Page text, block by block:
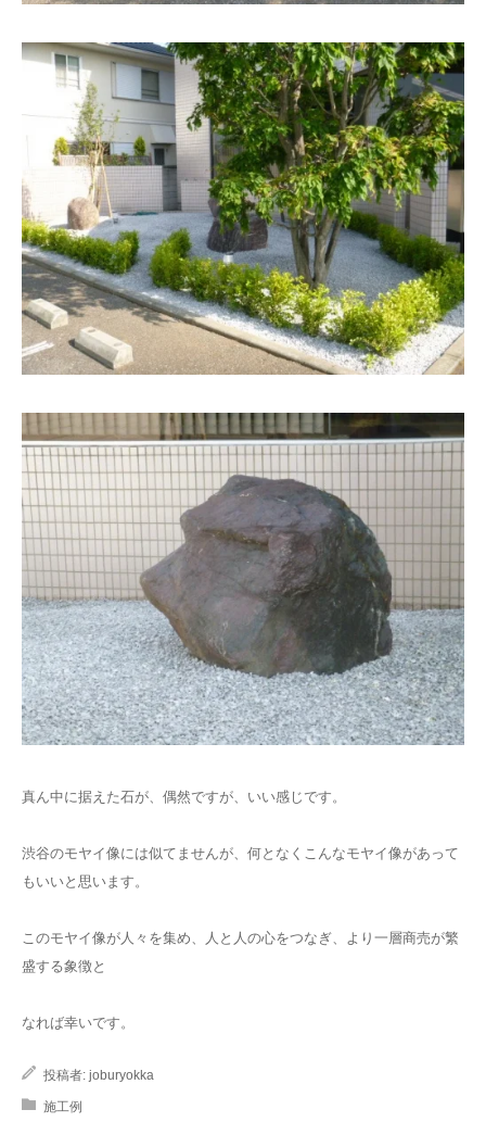
真ん中に据えた石が、偶然ですが、いい感じです。
渋谷のモヤイ像には似てませんが、何となくこんなモヤイ像があって
もいいと思います。
このモヤイ像が人々を集め、人と人の心をつなぎ、より一層商売が繁
盛する象徴と
なれば幸いです。
投稿者: joburyokka
施工例